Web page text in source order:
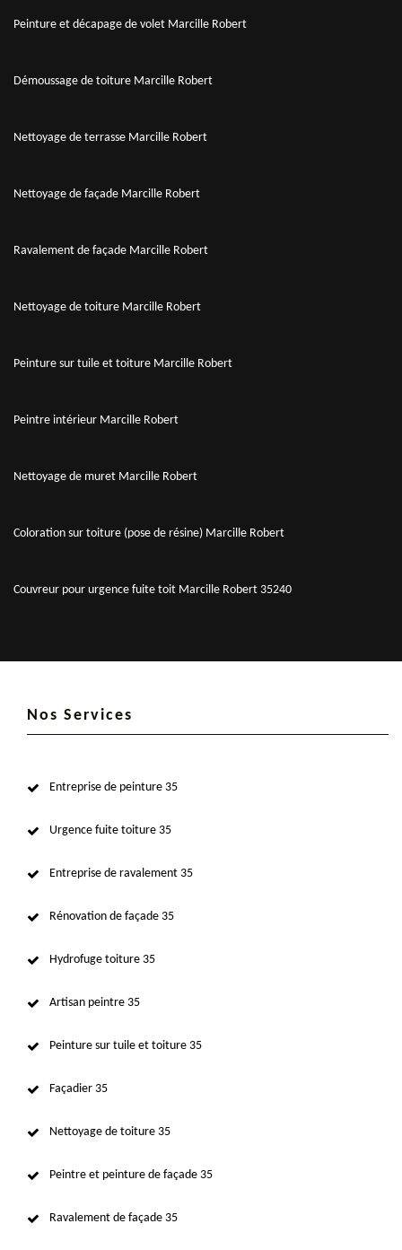
Peinture et décapage de volet Marcille Robert
Démoussage de toiture Marcille Robert
Nettoyage de terrasse Marcille Robert
Nettoyage de façade Marcille Robert
Ravalement de façade Marcille Robert
Nettoyage de toiture Marcille Robert
Peinture sur tuile et toiture Marcille Robert
Peintre intérieur Marcille Robert
Nettoyage de muret Marcille Robert
Coloration sur toiture (pose de résine) Marcille Robert
Couvreur pour urgence fuite toit Marcille Robert 35240
Nos Services
Entreprise de peinture 35
Urgence fuite toiture 35
Entreprise de ravalement 35
Rénovation de façade 35
Hydrofuge toiture 35
Artisan peintre 35
Peinture sur tuile et toiture 35
Façadier 35
Nettoyage de toiture 35
Peintre et peinture de façade 35
Ravalement de façade 35